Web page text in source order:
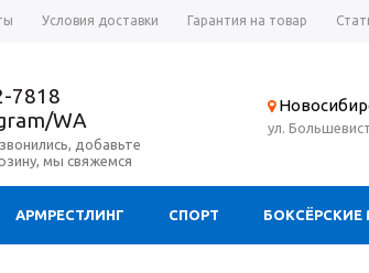
Условия доставки Гарантия на товар
7818
WA
добавьте
мы свяжемся
ул.
АРМРЕСТЛИНГ СПОРТ